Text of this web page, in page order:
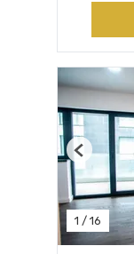
1 / 16
Previous